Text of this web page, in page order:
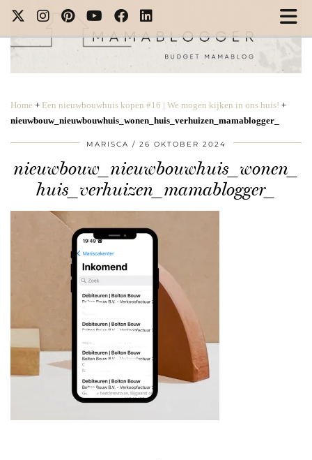
Home + Een nieuwbouwhuis kopen #16 | We mogen kijken in ons huis! +
nieuwbouw_nieuwbouwhuis_wonen_huis_verhuizen_mamablogger_
MARISCA 26 OKTOBER 2024
nieuwbouw_nieuwbouwhuis_wonen_
huis_verhuizen_mamablogger_